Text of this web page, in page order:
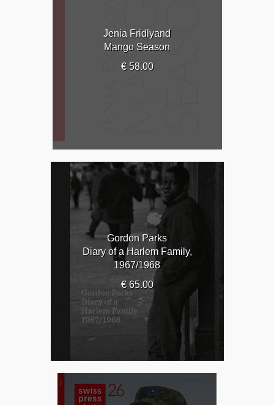
Jenia Fridlyand
Mango Season
€ 58.00
Gordon Parks
Diary of a Harlem Family,
1967/1968
€ 65.00